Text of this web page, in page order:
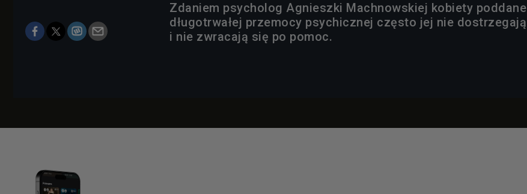
Zdaniem psycholog Agnieszki Machnowskiej kobiety poddane
długotrwałej przemocy psychicznej często jej nie dostrzegają
i nie zwracają się po pomoc.